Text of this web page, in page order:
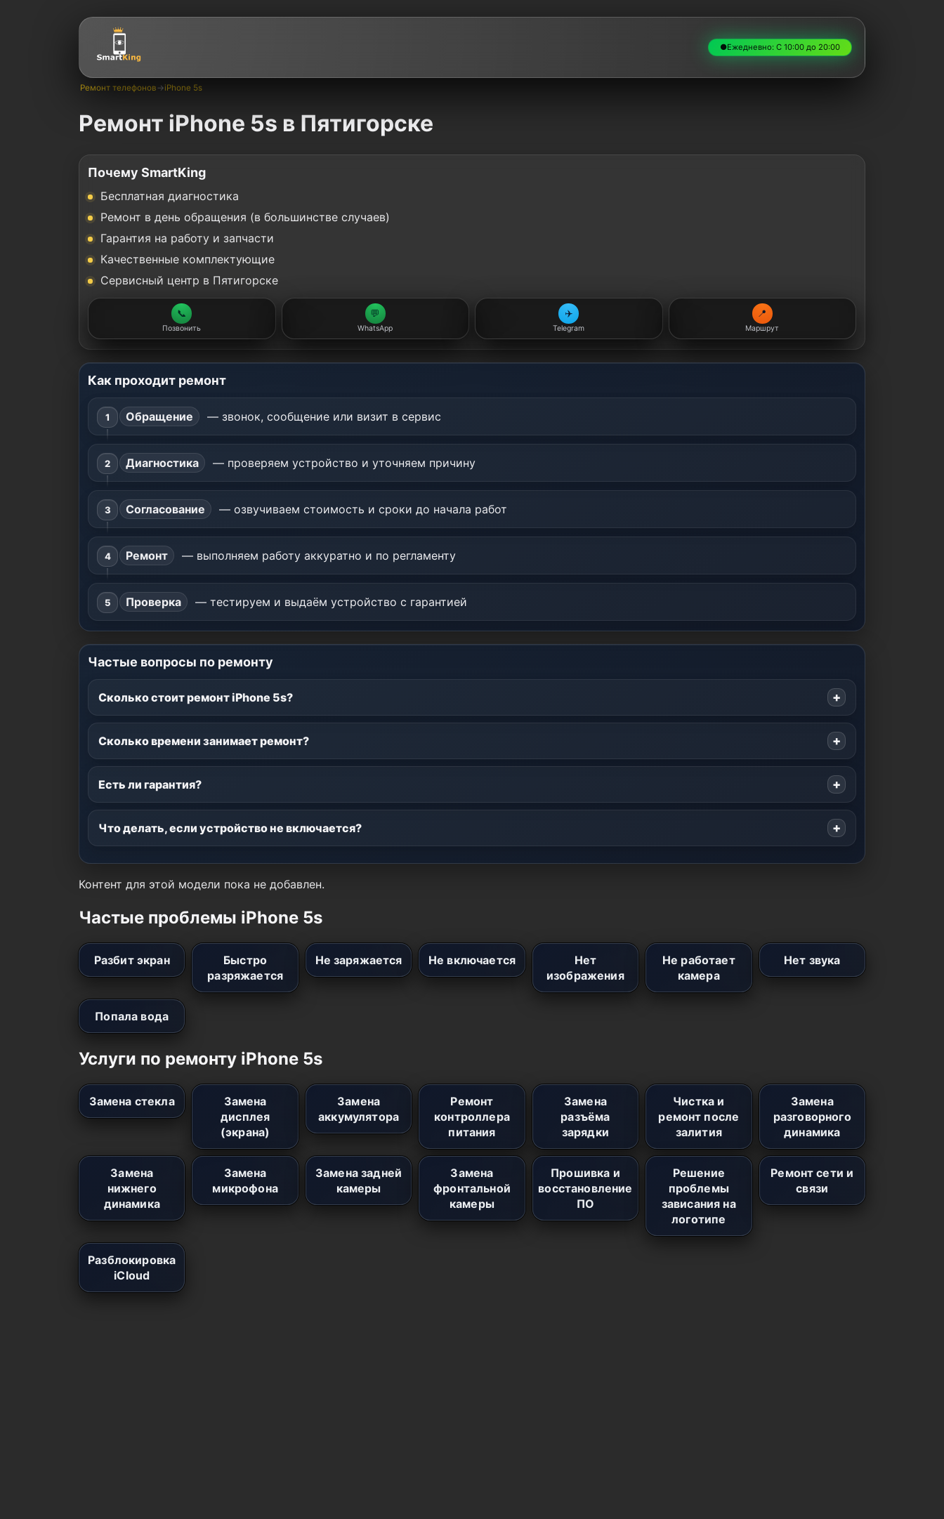
●Ежедневно: С 10:00 до 20:00
Ремонт телефонов→iPhone 5s
Ремонт iPhone 5s в Пятигорске
Почему SmartKing
Бесплатная диагностика
Ремонт в день обращения (в большинстве случаев)
Гарантия на работу и запчасти
Качественные комплектующие
Сервисный центр в Пятигорске
📞
Позвонить
💬
WhatsApp
✈️
Telegram
📍
Маршрут
Как проходит ремонт
Обращение — звонок, сообщение или визит в сервис
Диагностика — проверяем устройство и уточняем причину
Согласование — озвучиваем стоимость и сроки до начала работ
Ремонт — выполняем работу аккуратно и по регламенту
Проверка — тестируем и выдаём устройство с гарантией
Частые вопросы по ремонту
Сколько стоит ремонт iPhone 5s?
Сколько времени занимает ремонт?
Есть ли гарантия?
Что делать, если устройство не включается?
Контент для этой модели пока не добавлен.
Частые проблемы iPhone 5s
Разбит экран
Быстро
разряжается
Не заряжается Не включается
Нет
изображения
Не работает
камера
Нет звука
Попала вода
Услуги по ремонту iPhone 5s
Замена стекла
Замена
дисплея
(экрана)
Замена
аккумулятора
Ремонт
контроллера
питания
Замена
разъёма
зарядки
Чистка и
ремонт после
залития
Замена
разговорного
динамика
Замена
нижнего
динамика
Замена
микрофона
Замена задней
камеры
Замена
фронтальной
камеры
Прошивка и
восстановление
ПО
Решение
проблемы
зависания на
логотипе
Ремонт сети и
связи
Разблокировка
iCloud